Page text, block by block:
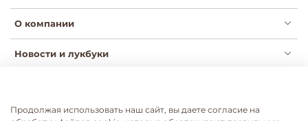
О компании
Новости и лукбуки
Публичная оферта Политика конфиденциальности
Продолжая использовать наш сайт, вы даете согласие на